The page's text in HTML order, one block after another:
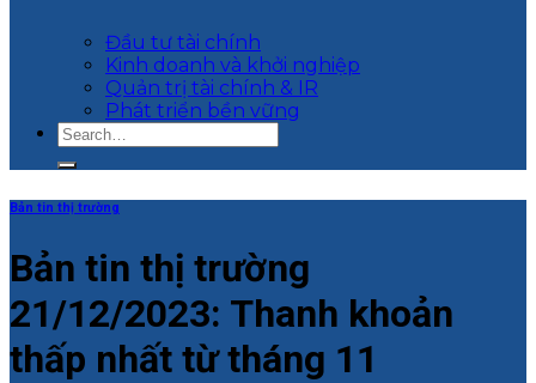
Đầu tư tài chính
Kinh doanh và khởi nghiệp
Quản trị tài chính & IR
Phát triển bền vững
Bản tin thị trường
Bản tin thị trường
21/12/2023: Thanh khoản
thấp nhất từ tháng 11